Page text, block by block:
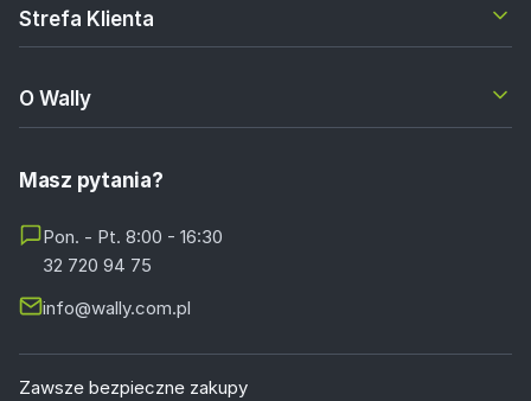
Strefa Klienta
O Wally
Masz pytania?
Pon. - Pt. 8:00 - 16:30
32 720 94 75
info@wally.com.pl
Zawsze bezpieczne zakupy